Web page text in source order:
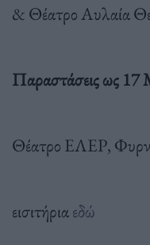
& Θέατρο Αυλαία
Παραστάσεις ως 17
Θέατρο ΕΛΕΡ,
εισιτήριαεδώ